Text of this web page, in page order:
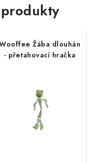
Žába dlouhán
- přetahovací hračka